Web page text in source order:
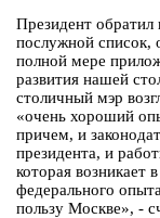
Президент
послужной список,
полной мере
развития нашей
столичный мэр
«очень хороший
причем, и
президента, и
которая возникает
федерального
пользу Москве», -